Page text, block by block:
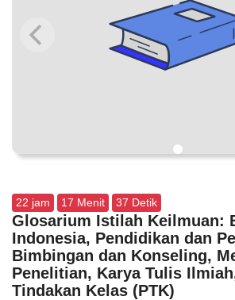
22 jam 17 Menit 37 Detik
Glosarium Istilah Keilmuan:
Indonesia, Pendidikan dan
Bimbingan dan Konseling,
Penelitian, Karya Tulis
Tindakan Kelas (PTK)